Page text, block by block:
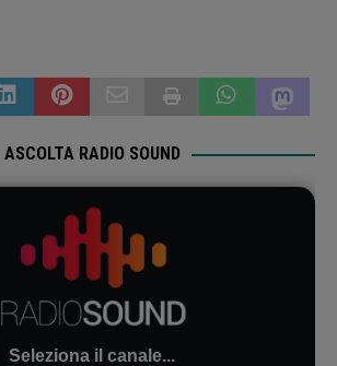
ASCOLTA RADIO SOUND
Seleziona il canale...